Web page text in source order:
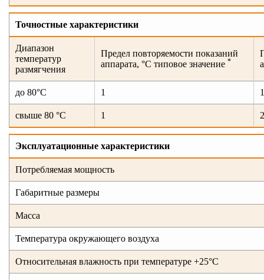
Точностные характеристики
Диапазон
температур
размягчения
Предел повторяемости показаний
аппарата, °С типовое значение *
до 80°С 1 1
свыше 80 °С 1 2
Эксплуатационные характеристики
Потребляемая мощность
Габаритные размеры
Масса
Температура окружающего воздуха
Относительная влажность при температуре +25°C